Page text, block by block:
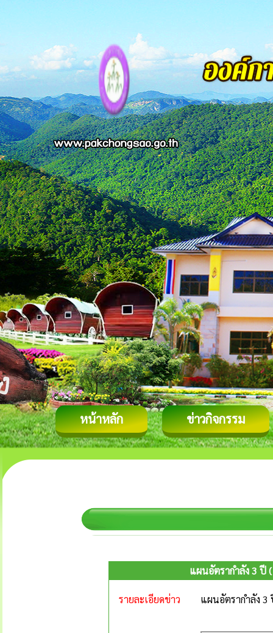
หน้าหลัก ข่าวกิจกรรม
แผนอัตรากำลัง 3 ปี
รายละเอียดข่าว แผนอัตรากำลัง